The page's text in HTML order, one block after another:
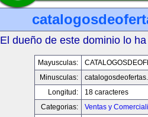
El dueño de este dominio lo
Mayusculas:
Minusculas:
Longitud:
18 caracteres
Categorias:
Ventas y